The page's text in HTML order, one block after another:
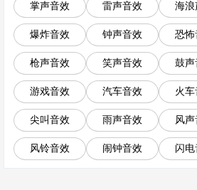
掌声音效 雷声音效 海浪
爆炸音效 钟声音效 恐怖
枪声音效 笑声音效 鼓声
游戏音效 汽车音效 火车
尖叫音效 雨声音效 风声
风铃音效 闹钟音效 闪电